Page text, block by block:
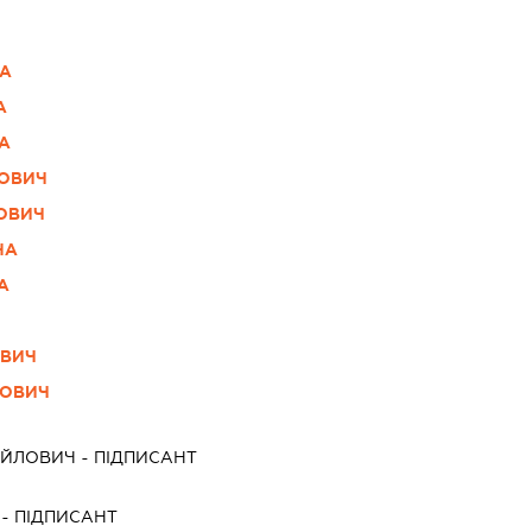
- ПІДПИСАНТ
ПІДПИСАНТ